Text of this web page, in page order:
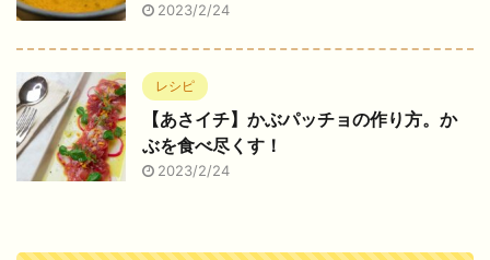
2023/2/24
レシピ
【あさイチ】かぶパッチョの作り方。か
ぶを食べ尽くす！
2023/2/24